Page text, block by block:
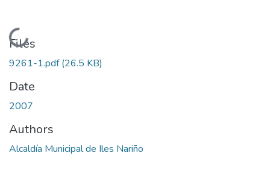
Loading...
Files
9261-1.pdf(26.5 KB)
Date
2007
Authors
Alcaldía Municipal de Iles Nariño